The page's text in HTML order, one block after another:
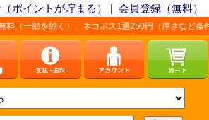
ポイントが貯まる） | 会員登録（無料）
ネコポス1通250円（厚さなど条件あり）。詳しく